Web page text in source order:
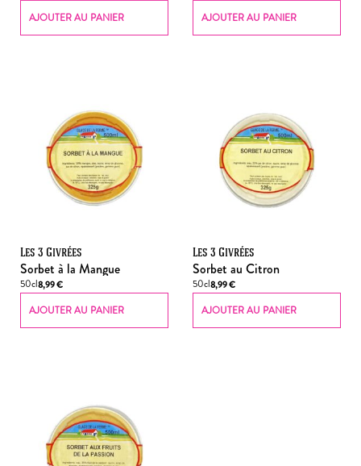
AJOUTER AU PANIER AJOUTER AU PANIER
Les 3 Givrées
Sorbet à la Mangue
50cl8,99€
AJOUTER AU PANIER
Les 3 Givrées
Sorbet au Citron
50cl8,99€
AJOUTER AU PANIER